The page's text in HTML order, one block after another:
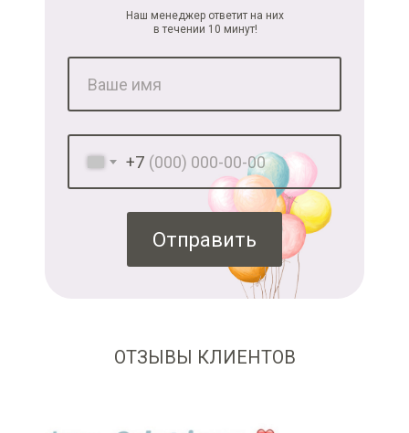
+7
Отправить
Наш менеджер ответит на них
в течении 10 минут!
ОТЗЫВЫ КЛИЕНТОВ